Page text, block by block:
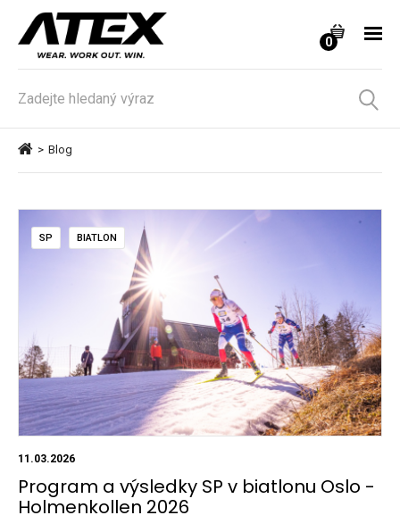
0
> Blog
SP BIATLON
11.03.2026
Program a výsledky SP v biatlonu Oslo -
Holmenkollen 2026